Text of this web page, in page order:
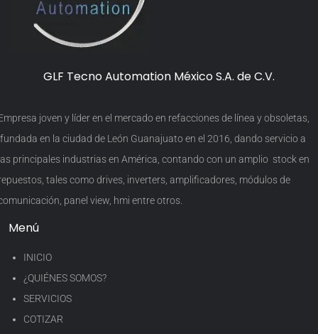
GLF Tecno Automation México S.A. de C.V.
joven y líder en el mercado en refacciones de línea y obsoletas,
en la ciudad de León Guanajuato en el 2016, dando servicio a
principales industrias en América, contando con un amplio stock en
tales como drives, inverters, amplificadores, módulos de
panel view, hmi entre otros.
Menú
INICIO
¿QUIÉNES SOMOS?
SERVICIOS
COTIZAR